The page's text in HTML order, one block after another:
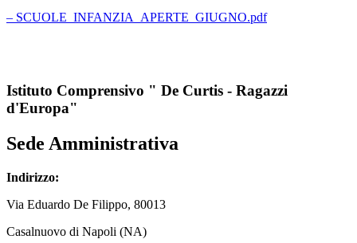
– SCUOLE_INFANZIA_APERTE_GIUGNO.pdf
Istituto Comprensivo " De Curtis - Ragazzi
d'Europa"
Sede Amministrativa
Indirizzo:
Via Eduardo De Filippo, 80013
Casalnuovo di Napoli (NA)